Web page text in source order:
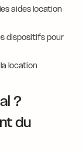
aides location
dispositifs pour
location
?
du